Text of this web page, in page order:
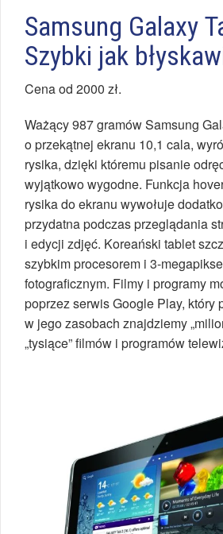
Samsung Galaxy
Szybki jak
Cena od 2000 zł.
Ważący 987 gramów Samsung
o przekątnej ekranu 10,1 cala,
rysika, dzięki któremu pisanie
wyjątkowo wygodne. Funkcja
rysika do ekranu wywołuje
przydatna podczas przeglądania
i edycji zdjęć. Koreański tablet
szybkim procesorem i 3-
fotograficznym. Filmy i programy
poprzez serwis Google Play, który
w jego zasobach znajdziemy
„tysiące” filmów i programów